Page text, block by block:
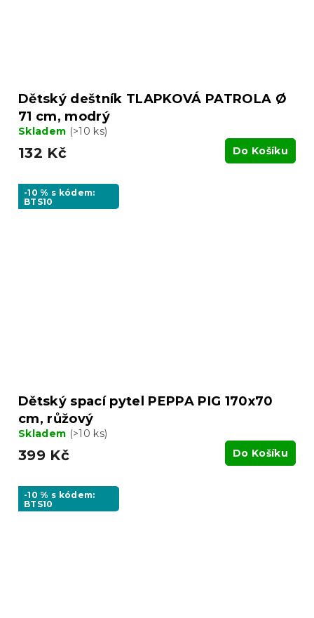
Dětský deštník TLAPKOVÁ PATROLA Ø
71 cm, modrý
Skladem (>10 ks)
132 Kč Do Košíku
-10 % s kódem:
BTS10
Dětský spací pytel PEPPA PIG 170x70
cm, růžový
Skladem (>10 ks)
399 Kč Do Košíku
-10 % s kódem:
BTS10